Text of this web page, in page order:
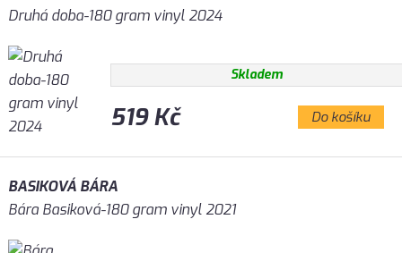
Druhá doba-180 gram vinyl 2024
Skladem
519 Kč Do košíku
BASIKOVÁ BÁRA
Bára Basiková-180 gram vinyl 2021